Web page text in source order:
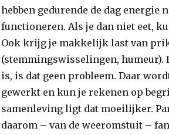
hebben gedurende de dag energie
functioneren. Als je dan niet eet,
Ook krijg je makkelijk last van
(stemmingswisselingen, humeur).
is, is dat geen probleem. Daar
gewerkt en kun je rekenen op
samenleving ligt dat moeilijker.
daarom – van de weeromstuit –